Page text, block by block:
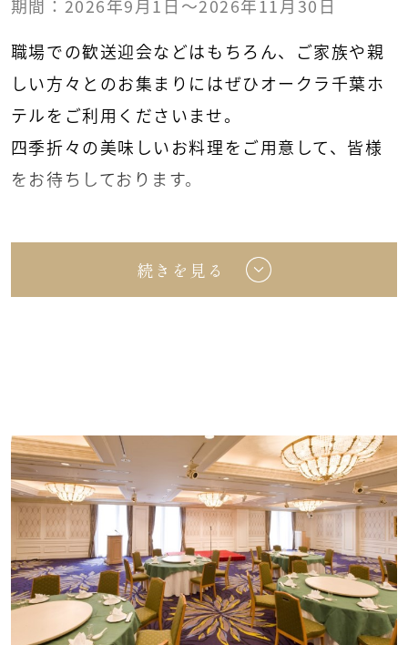
期間：2026年9月1日～2026年11月30日
職場での歓送迎会などはもちろん、ご家族や親
しい方々とのお集まりにはぜひオークラ千葉ホ
テルをご利用くださいませ。
四季折々の美味しいお料理をご用意して、皆様
をお待ちしております。
＜お料理プラン＞
※10名様に満たない場合は、別途室料を頂戴い
和洋中折衷料理
※西洋・日本・中国料理・2種折衷もご用意でき
ます。
ご相談ください。
＜お飲み物＞※2時間フリードリンク
続きを見る